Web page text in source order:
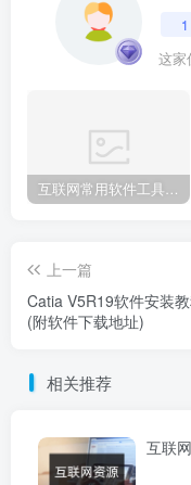
1
这家
互联网常用软件工具资源汇总贴
上一篇
Catia V5R19软件安装
(附软件下载地址)
相关推荐
互联